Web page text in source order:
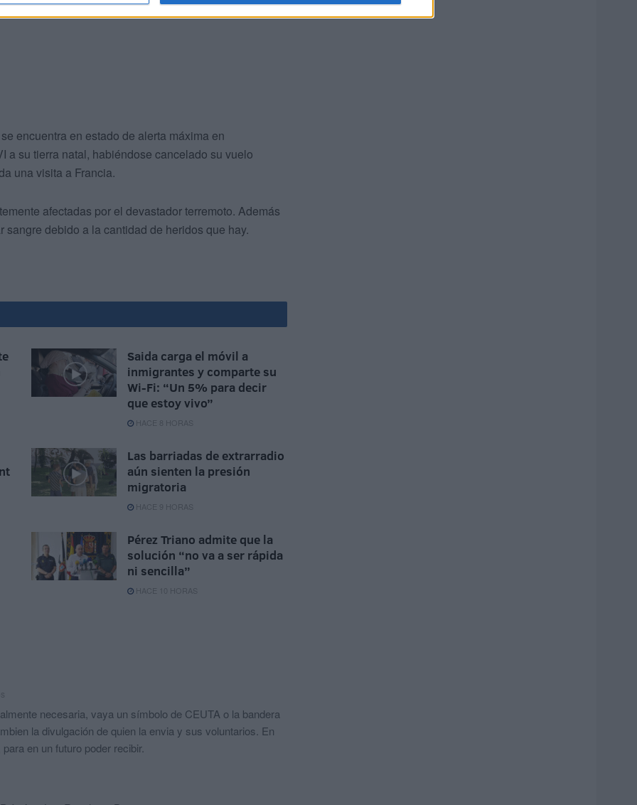
encuentra en estado de alerta máxima en
a su tierra natal, habiéndose cancelado su vuelo
una visita a Francia.
afectadas por el devastador terremoto. Además
debido a la cantidad de heridos que hay.
Saida carga el móvil a
inmigrantes y comparte su
Wi-Fi: “Un 5% para decir
que estoy vivo”
HACE 8 HORAS
Las barriadas de extrarradio
aún sienten la presión
migratoria
HACE 9 HORAS
Pérez Triano admite que la
solución “no va a ser rápida
ni sencilla”
HACE 10 HORAS
necesaria, vaya un símbolo de CEUTA o la bandera
la divulgación de quien la envia y sus voluntarios. En
en un futuro poder recibir.